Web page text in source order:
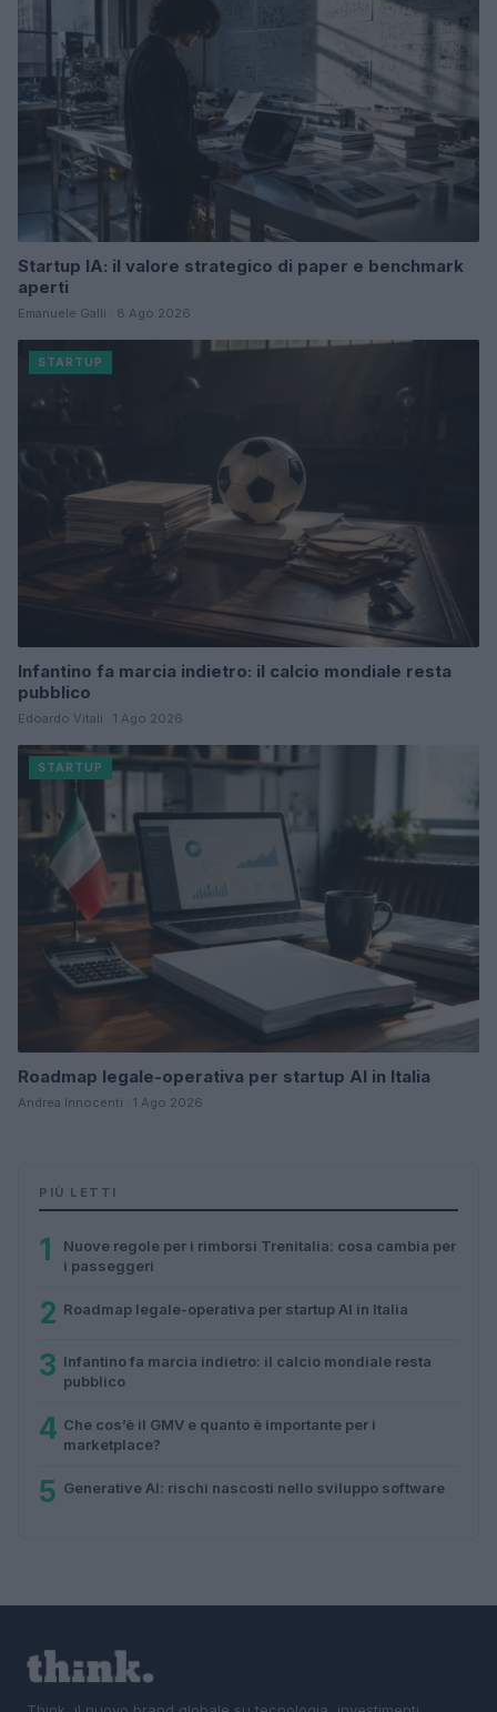
Startup IA: il valore strategico di paper e benchmark
aperti
Emanuele Galli · 8 Ago 2026
STARTUP
Infantino fa marcia indietro: il calcio mondiale resta
pubblico
Edoardo Vitali · 1 Ago 2026
STARTUP
Roadmap legale-operativa per startup AI in Italia
Andrea Innocenti · 1 Ago 2026
PIÙ LETTI
1
Nuove regole per i rimborsi Trenitalia: cosa cambia per
i passeggeri
2 Roadmap legale-operativa per startup AI in Italia
3 Infantino fa marcia indietro: il calcio mondiale resta
pubblico
4 Che cos’è il GMV e quanto è importante per i
marketplace?
5 Generative AI: rischi nascosti nello sviluppo software